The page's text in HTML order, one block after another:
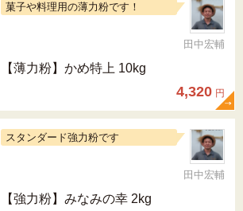
菓子や料理用の薄力粉です！
田中宏輔
【薄力粉】かめ特上 10kg
4,320 円
スタンダード強力粉です
田中宏輔
【強力粉】みなみの幸 2kg